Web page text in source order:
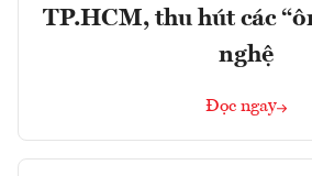
TP.HCM, thu hút các
nghệ
Đọc ngay